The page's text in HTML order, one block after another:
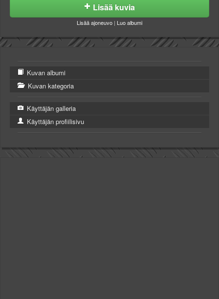
Lisää kuvia
Lisää ajoneuvo | Luo albumi
Kuvan albumi
Kuvan kategoria
Käyttäjän galleria
Käyttäjän profiilisivu